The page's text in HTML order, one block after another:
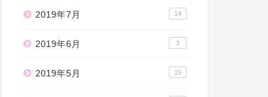
2019年7月 14
2019年6月 3
2019年5月 15